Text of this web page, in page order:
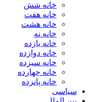
خانه شش
خانه هفت
خانه هشت
خانه نه
خانه یازده
خانه دوازده
خانه سیزده
خانه چهارده
خانه پانزده
سیاسی